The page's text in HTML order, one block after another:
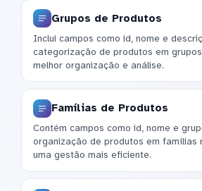
Grupos de Produtos
Inclui campos como id, nome e
categorização de produtos em
melhor organização e análise.
Famílias de Produtos
Contém campos como id, nome e
organização de produtos em famílias
uma gestão mais eficiente.